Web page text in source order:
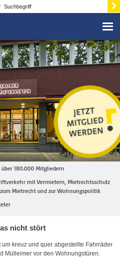
180.000 Mitgliedern
mit Vermietern, Mietrechtsschutz
Mietrecht und zur Wohnungspolitik
nicht stört
kreuz und quer abgestellte Fahrräder
Mülleimer vor den Wohnungstüren.